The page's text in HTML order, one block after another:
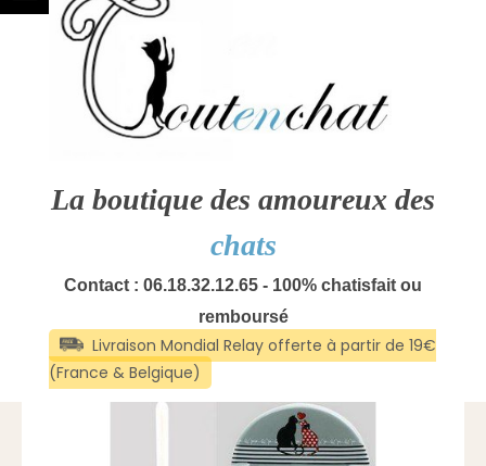
La boutique des amoureux des
chats
Contact : 06.18.32.12.65 - 100% chatisfait ou
remboursé